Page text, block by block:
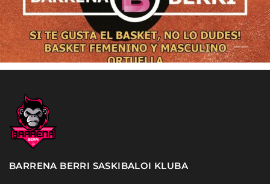
BARRENA BERRI SASKIBALOI KLUBA